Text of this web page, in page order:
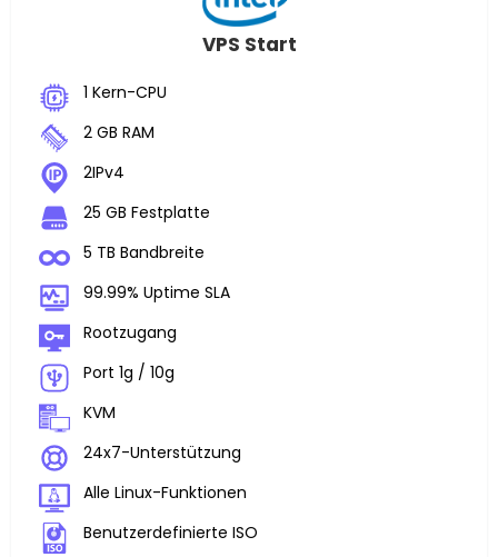
VPS Start
1 Kern-CPU
2 GB RAM
2IPv4
25 GB Festplatte
5 TB Bandbreite
99.99% Uptime SLA
Rootzugang
Port 1g / 10g
KVM
24x7-Unterstützung
Alle Linux-Funktionen
Benutzerdefinierte ISO